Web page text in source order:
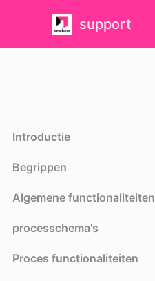
support
Introductie
Begrippen
Algemene functionaliteiten
processchema's
Proces functionaliteiten